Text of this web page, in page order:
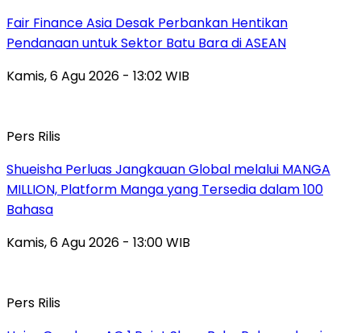
Fair Finance Asia Desak Perbankan Hentikan
Pendanaan untuk Sektor Batu Bara di ASEAN
Kamis, 6 Agu 2026 - 13:02 WIB
Pers Rilis
Shueisha Perluas Jangkauan Global melalui MANGA
MILLION, Platform Manga yang Tersedia dalam 100
Bahasa
Kamis, 6 Agu 2026 - 13:00 WIB
Pers Rilis